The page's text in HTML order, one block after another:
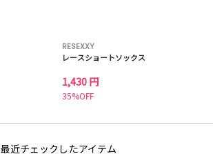
RESEXXY
レースショートソックス
1,430 円
35%OFF
最近チェックしたアイテム